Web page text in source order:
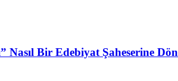
Nasıl Bir Edebiyat Şaheserine